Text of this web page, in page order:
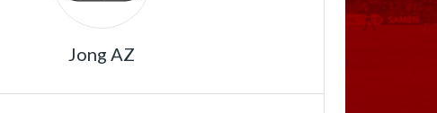
Jong AZ